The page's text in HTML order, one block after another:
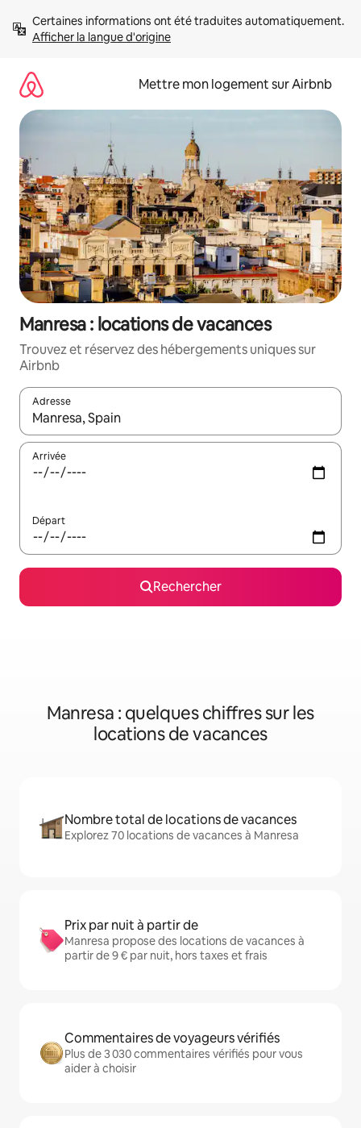
directement
Afficher la langue d'origine
Mettre mon logement sur Airbnb
Manresa : locations de vacances
Trouvez et réservez des hébergements uniques sur
Airbnb
Adresse
Lorsque les résultats s'affichent, utilisez les flèches vers le
Arrivée
Départ
Rechercher
Manresa : quelques chiffres sur les
locations de vacances
Nombre total de locations de vacances
Explorez 70 locations de vacances à Manresa
Prix par nuit à partir de
Manresa propose des locations de vacances à
partir de 9 € par nuit, hors taxes et frais
Commentaires de voyageurs vérifiés
Plus de 3 030 commentaires vérifiés pour vous
aider à choisir